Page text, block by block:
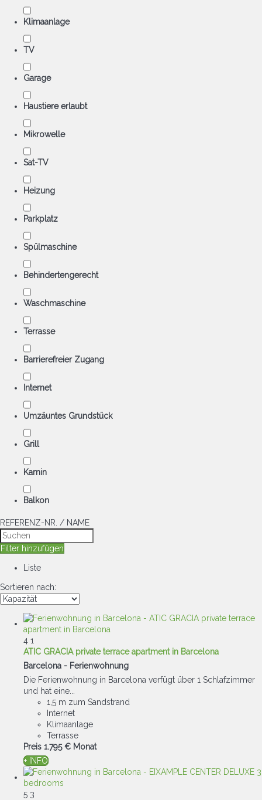
Klimaanlage
TV
Garage
Haustiere erlaubt
Mikrowelle
Sat-TV
Heizung
Parkplatz
Spülmaschine
Behindertengerecht
Waschmaschine
Terrasse
Barrierefreier Zugang
Internet
Umzäuntes Grundstück
Grill
Kamin
Balkon
REFERENZ-NR. / NAME
Filter hinzufügen
Liste
Sortieren nach:
4 1
ATIC GRACIA private terrace apartment in Barcelona
Barcelona - Ferienwohnung
Die Ferienwohnung in Barcelona verfügt über 1 Schlafzimmer
und hat eine...
1,5 m zum Sandstrand
Internet
Klimaanlage
Terrasse
Preis 1.795 € Monat
+ INFO
5 3